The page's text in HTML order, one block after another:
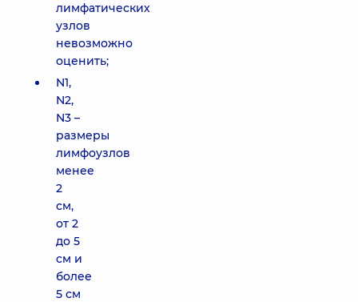
лимфатических
узлов
невозможно
оценить;
N1,
N2,
N3 –
размеры
лимфоузлов
менее
2
см,
от 2
до 5
см и
более
5 см